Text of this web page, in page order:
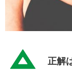
正解